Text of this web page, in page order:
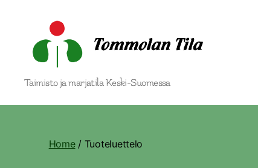
Tommolan
Tila
Taimisto ja marjatila Keski-Suomessa
Home/ Tuoteluettelo